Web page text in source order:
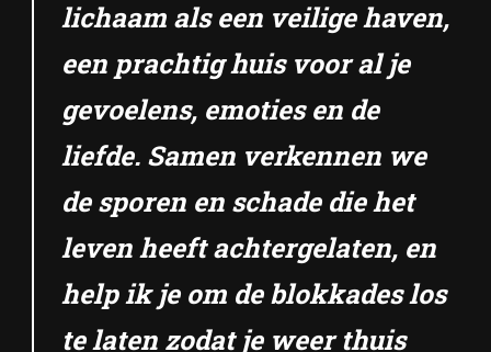
lichaam als een veilige haven,
een prachtig huis voor al je
gevoelens, emoties en de
liefde. Samen verkennen we
de sporen en schade die het
leven heeft achtergelaten, en
help ik je om de blokkades los
te laten zodat je weer thuis